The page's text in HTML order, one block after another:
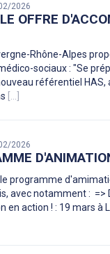
2026
OFFRE
Rhône-Alpes
sociaux : "Se
référentiel
2026
programme
avec notamment :
en action ! : 19 mars